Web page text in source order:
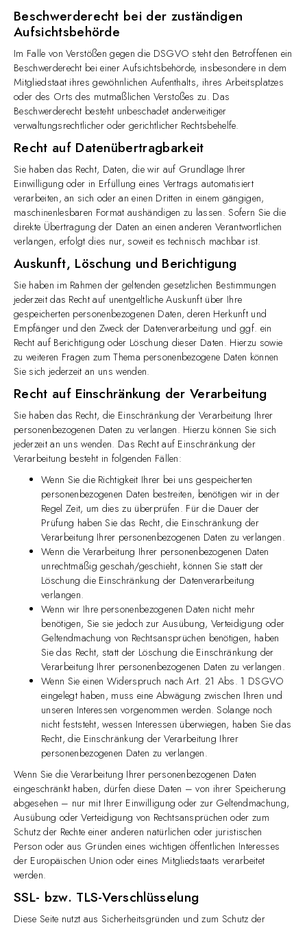
Beschwerde­recht bei der zuständigen
Aufsichts­behörde
Im Falle von Verstößen gegen die DSGVO steht den Betroffenen ein
Beschwerderecht bei einer Aufsichtsbehörde, insbesondere in dem
Mitgliedstaat ihres gewöhnlichen Aufenthalts, ihres Arbeitsplatzes
oder des Orts des mutmaßlichen Verstoßes zu. Das
Beschwerderecht besteht unbeschadet anderweitiger
verwaltungsrechtlicher oder gerichtlicher Rechtsbehelfe.
Recht auf Daten­übertrag­barkeit
Sie haben das Recht, Daten, die wir auf Grundlage Ihrer
Einwilligung oder in Erfüllung eines Vertrags automatisiert
verarbeiten, an sich oder an einen Dritten in einem gängigen,
maschinenlesbaren Format aushändigen zu lassen. Sofern Sie die
direkte Übertragung der Daten an einen anderen Verantwortlichen
verlangen, erfolgt dies nur, soweit es technisch machbar ist.
Auskunft, Löschung und Berichtigung
Sie haben im Rahmen der geltenden gesetzlichen Bestimmungen
jederzeit das Recht auf unentgeltliche Auskunft über Ihre
gespeicherten personenbezogenen Daten, deren Herkunft und
Empfänger und den Zweck der Datenverarbeitung und ggf. ein
Recht auf Berichtigung oder Löschung dieser Daten. Hierzu sowie
zu weiteren Fragen zum Thema personenbezogene Daten können
Sie sich jederzeit an uns wenden.
Recht auf Einschränkung der Verarbeitung
Sie haben das Recht, die Einschränkung der Verarbeitung Ihrer
personenbezogenen Daten zu verlangen. Hierzu können Sie sich
jederzeit an uns wenden. Das Recht auf Einschränkung der
Verarbeitung besteht in folgenden Fällen:
Wenn Sie die Richtigkeit Ihrer bei uns gespeicherten
personenbezogenen Daten bestreiten, benötigen wir in der
Regel Zeit, um dies zu überprüfen. Für die Dauer der
Prüfung haben Sie das Recht, die Einschränkung der
Verarbeitung Ihrer personenbezogenen Daten zu verlangen.
Wenn die Verarbeitung Ihrer personenbezogenen Daten
unrechtmäßig geschah/geschieht, können Sie statt der
Löschung die Einschränkung der Datenverarbeitung
verlangen.
Wenn wir Ihre personenbezogenen Daten nicht mehr
benötigen, Sie sie jedoch zur Ausübung, Verteidigung oder
Geltendmachung von Rechtsansprüchen benötigen, haben
Sie das Recht, statt der Löschung die Einschränkung der
Verarbeitung Ihrer personenbezogenen Daten zu verlangen.
Wenn Sie einen Widerspruch nach Art. 21 Abs. 1 DSGVO
eingelegt haben, muss eine Abwägung zwischen Ihren und
unseren Interessen vorgenommen werden. Solange noch
nicht feststeht, wessen Interessen überwiegen, haben Sie das
Recht, die Einschränkung der Verarbeitung Ihrer
personenbezogenen Daten zu verlangen.
Wenn Sie die Verarbeitung Ihrer personenbezogenen Daten
eingeschränkt haben, dürfen diese Daten – von ihrer Speicherung
abgesehen – nur mit Ihrer Einwilligung oder zur Geltendmachung,
Ausübung oder Verteidigung von Rechtsansprüchen oder zum
Schutz der Rechte einer anderen natürlichen oder juristischen
Person oder aus Gründen eines wichtigen öffentlichen Interesses
der Europäischen Union oder eines Mitgliedstaats verarbeitet
werden.
SSL- bzw. TLS-Verschlüsselung
Diese Seite nutzt aus Sicherheitsgründen und zum Schutz der